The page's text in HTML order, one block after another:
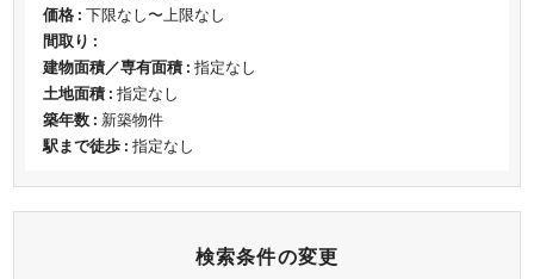
検索条件の変更
価格 : 下限なし〜上限なし
間取り :
建物面積／専有面積 : 指定なし
土地面積 : 指定なし
築年数 : 新築物件
駅まで徒歩 : 指定なし